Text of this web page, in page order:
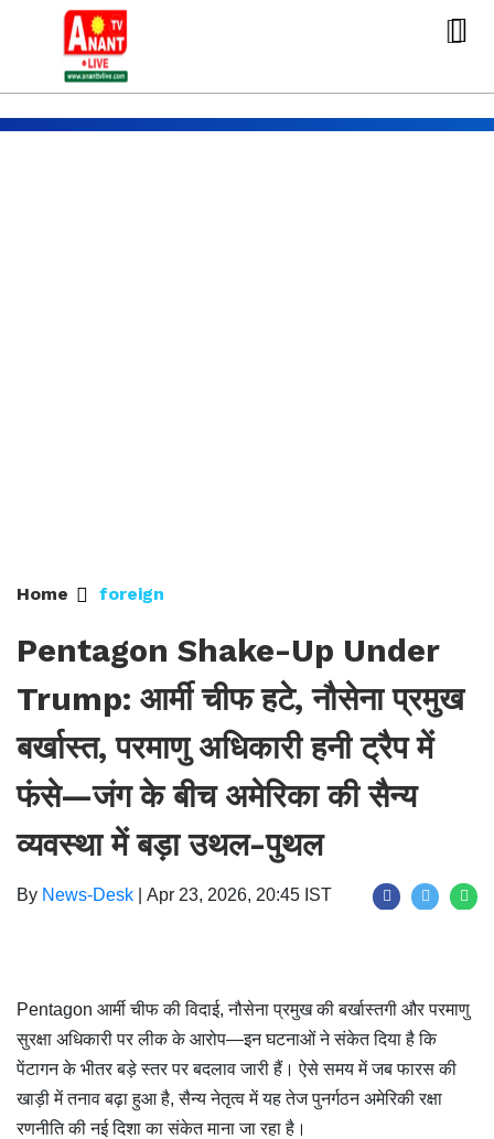
Home foreign
Pentagon Shake-Up Under
Trump: आर्मी चीफ हटे, नौसेना प्रमुख
बर्खास्त, परमाणु अधिकारी हनी ट्रैप में
फंसे—जंग के बीच अमेरिका की सैन्य
व्यवस्था में बड़ा उथल-पुथल
By News-Desk Apr 23, 2026, 20:45 IST
Pentagon आर्मी चीफ की विदाई, नौसेना प्रमुख की बर्खास्तगी और परमाणु
सुरक्षा अधिकारी पर लीक के आरोप—इन घटनाओं ने संकेत दिया है कि
पेंटागन के भीतर बड़े स्तर पर बदलाव जारी हैं। ऐसे समय में जब फारस की
खाड़ी में तनाव बढ़ा हुआ है, सैन्य नेतृत्व में यह तेज पुनर्गठन अमेरिकी रक्षा
रणनीति की नई दिशा का संकेत माना जा रहा है।